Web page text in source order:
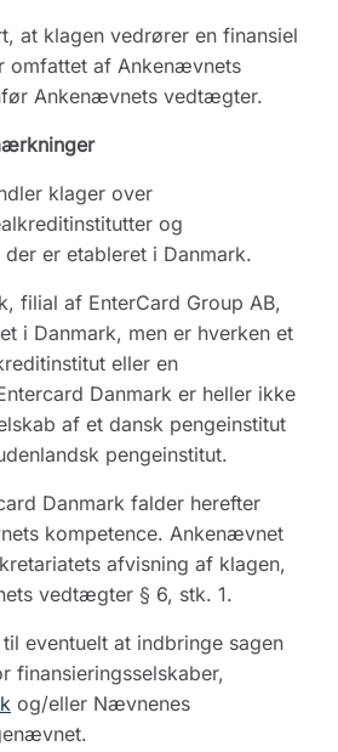
at klagen vedrører en finansiel
omfattet af Ankenævnets
Ankenævnets vedtægter.
klager over
og
er etableret i Danmark.
filial af EnterCard Group AB,
i Danmark, men er hverken et
eller en
Danmark er heller ikke
af et dansk pengeinstitut
pengeinstitut.
Danmark falder herefter
kompetence. Ankenævnet
afvisning af klagen,
vedtægter § 6, stk. 1.
eventuelt at indbringe sagen
finansieringsselskaber,
og/eller Nævnenes